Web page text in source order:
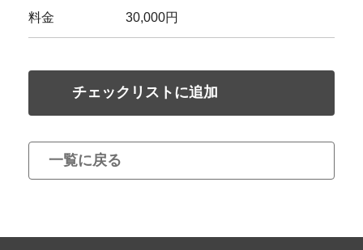
料金 30,000円
チェックリストに追加
一覧に戻る